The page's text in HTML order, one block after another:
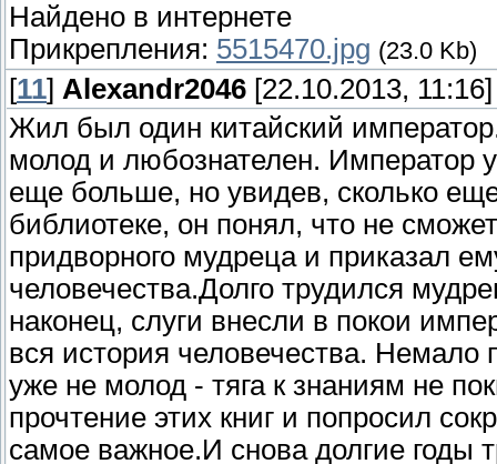
Найдено в интернете
Прикрепления: 5515470.jpg (23.0 Kb)
[11] Alexandr2046 [22.10.2013, 11:16]
Жил был один китайский
молод и любознателен. Император
еще больше, но увидев, сколько
библиотеке, он понял, что не
придворного мудреца и приказал
человечества.Долго трудился
наконец, слуги внесли в покои
вся история человечества.
уже не молод - тяга к знаниям не
прочтение этих книг и попросил
самое важное.И снова долгие годы